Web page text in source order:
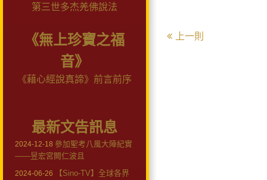
第三世多杰羌佛說法
《無上珍寶之福
音》
《藉心經說真諦》前言前序
最新文告訊息
2024-12-18 參加聖考八風大陣紀實
——昱宏宮闕仁波且
2024-06-26
【Sino-TV】全球各界
上一則